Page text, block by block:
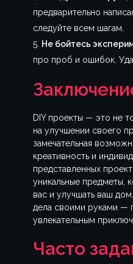
предварительно
следуйте всем шагам.
Не бойтесь
про проб и ошибок.
DIY проекты — это не
на улучшении своего
замечательная
креативность и
представленных
уникальные предметы,
вас и улучшать ваш
дела своими руками —
увлекательным
Часто